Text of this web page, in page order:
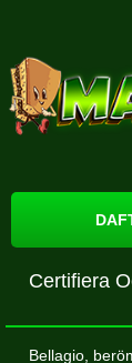
Certifiera
Bellagio,